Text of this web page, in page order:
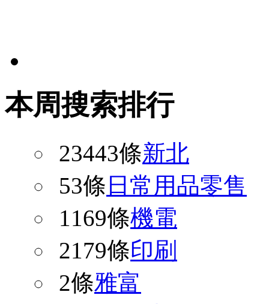
本周搜索排行
23443條新北
53條日常用品零售
1169條機電
2179條印刷
2條雅富